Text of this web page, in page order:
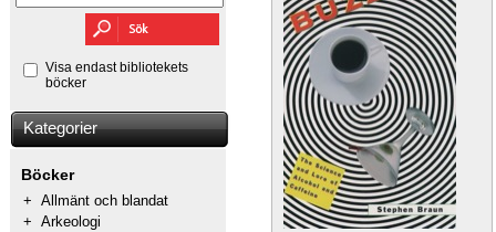
Visa endast bibliotekets
böcker
Kategorier
Böcker
+ Allmänt och blandat
+ Arkeologi